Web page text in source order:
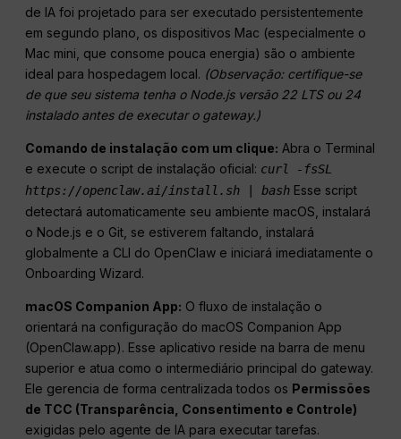
de IA foi projetado para ser executado persistentemente
em segundo plano, os dispositivos Mac (especialmente o
Mac mini, que consome pouca energia) são o ambiente
ideal para hospedagem local. (Observação: certifique-se
de que seu sistema tenha o Node.js versão 22 LTS ou 24
instalado antes de executar o gateway.)
Comando de instalação com um clique: Abra o Terminal
e execute o script de instalação oficial: curl -fsSL
https://openclaw.ai/install.sh | bash Esse script
detectará automaticamente seu ambiente macOS, instalará
o Node.js e o Git, se estiverem faltando, instalará
globalmente a CLI do OpenClaw e iniciará imediatamente o
Onboarding Wizard.
macOS Companion App: O fluxo de instalação o
orientará na configuração do macOS Companion App
(OpenClaw.app). Esse aplicativo reside na barra de menu
superior e atua como o intermediário principal do gateway.
Ele gerencia de forma centralizada todos os Permissões
de TCC (Transparência, Consentimento e Controle)
exigidas pelo agente de IA para executar tarefas.